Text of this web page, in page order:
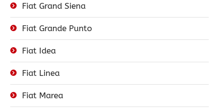
Fiat Grand Siena
Fiat Grande Punto
Fiat Idea
Fiat Linea
Fiat Marea